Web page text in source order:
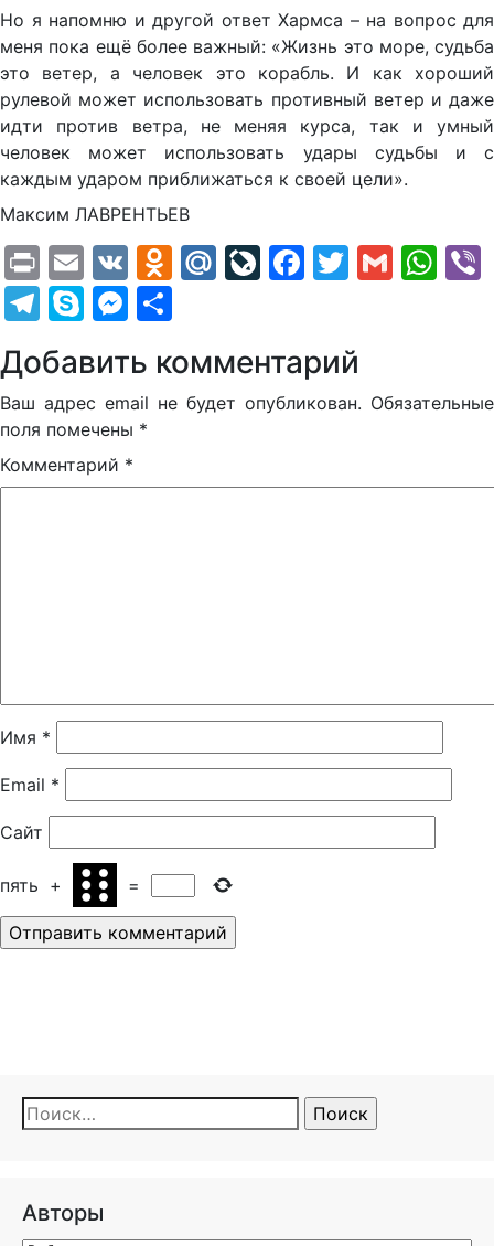
Но я напомню и другой ответ Хармса – на вопрос для
меня пока ещё более важный: «Жизнь это море, судьба
это ветер, а человек это корабль. И как хороший
рулевой может использовать противный ветер и даже
идти против ветра, не меняя курса, так и умный
человек может использовать удары судьбы и с
каждым ударом приближаться к своей цели».
Максим ЛАВРЕНТЬЕВ
PrintEmail
VK Odnoklassniki
Mail.Ru
LiveJournal
Facebook
Twitter
Gmail
Telegram
SkypeMessenger
Добавить комментарий
Ваш адрес email не будет опубликован. Обязательные
поля помечены *
Комментарий *
Имя *
Email *
Сайт
пять + =
Найти:
Авторы